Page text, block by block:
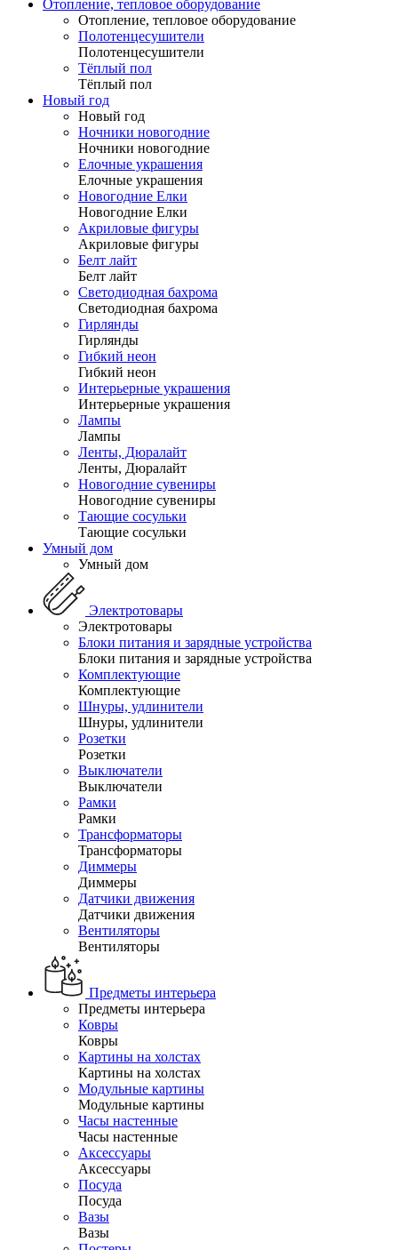
Отопление, тепловое оборудование
Отопление, тепловое оборудование
Полотенцесушители
Полотенцесушители
Тёплый пол
Тёплый пол
Новый год
Новый год
Ночники новогодние
Ночники новогодние
Елочные украшения
Елочные украшения
Новогодние Елки
Новогодние Елки
Акриловые фигуры
Акриловые фигуры
Белт лайт
Белт лайт
Светодиодная бахрома
Светодиодная бахрома
Гирлянды
Гирлянды
Гибкий неон
Гибкий неон
Интерьерные украшения
Интерьерные украшения
Лампы
Лампы
Ленты, Дюралайт
Ленты, Дюралайт
Новогодние сувениры
Новогодние сувениры
Тающие сосульки
Тающие сосульки
Умный дом
Умный дом
Электротовары
Электротовары
Блоки питания и зарядные устройства
Блоки питания и зарядные устройства
Комплектующие
Комплектующие
Шнуры, удлинители
Шнуры, удлинители
Розетки
Розетки
Выключатели
Выключатели
Рамки
Рамки
Трансформаторы
Трансформаторы
Диммеры
Диммеры
Датчики движения
Датчики движения
Вентиляторы
Вентиляторы
Предметы интерьера
Предметы интерьера
Ковры
Ковры
Картины на холстах
Картины на холстах
Модульные картины
Модульные картины
Часы настенные
Часы настенные
Аксессуары
Аксессуары
Посуда
Посуда
Вазы
Вазы